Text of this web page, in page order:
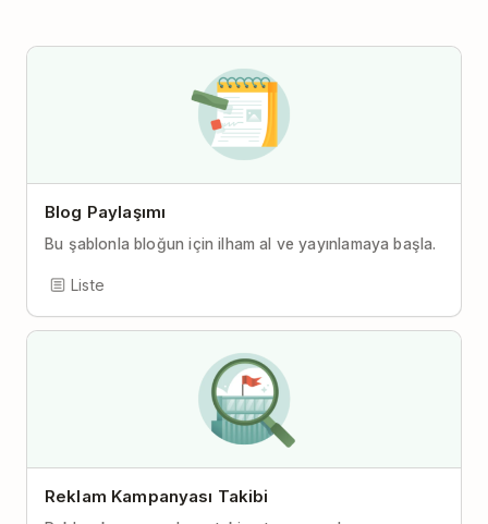
Blog Paylaşımı
Bu şablonla bloğun için ilham al ve yayınlamaya başla.
Liste
Reklam Kampanyası Takibi